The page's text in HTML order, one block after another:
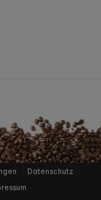
Datenschutz